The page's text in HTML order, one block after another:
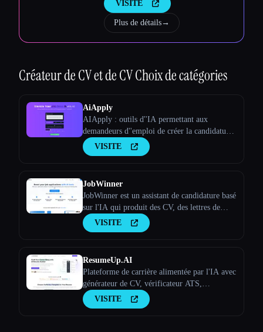
VISITE
Plus de détails→
Créateur de CV et de CVChoix de catégories
AiApply
AIApply : outils d''IA permettant aux
demandeurs d''emploi de créer la candidature
parfaiteVISITE
JobWinner
JobWinner est un assistant de candidature basé
sur l'IA qui produit des CV, des lettres de
motivation et des documents de préparation
aux entretiens sur mesure.
VISITE
ResumeUp.AI
Plateforme de carrière alimentée par l'IA avec
générateur de CV, vérificateur ATS,
optimiseur LinkedIn et plus encore. Réalisez
des entretiens plus rapidement grâce à
VISITE